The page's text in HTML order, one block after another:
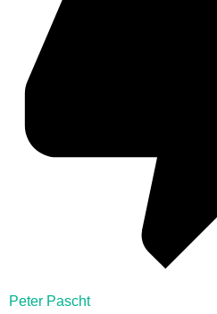
Peter Pascht